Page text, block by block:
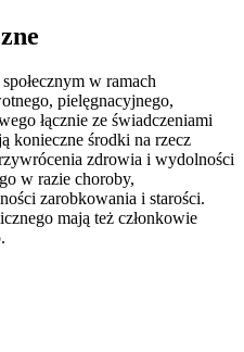
w ramach
pielęgnacyjnego,
łącznie ze świadczeniami
konieczne środki na rzecz
zdrowia i wydolności
w razie choroby,
zarobkowania i starości.
mają też członkowie